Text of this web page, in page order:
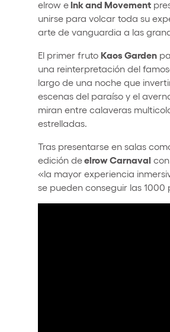
elrow eInk and Movement
unirse para volcar toda su
arte de vanguardia a las
El primer fruto Kaos Garden
una reinterpretación del
largo de una noche que
escenas del paraíso y el
miran entre calaveras
estrelladas.
Tras presentarse en salas
edición deelrow Carnaval con
«la mayor experiencia
se pueden conseguir las